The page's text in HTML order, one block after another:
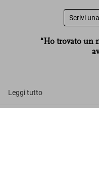
Scrivi
“Ho trovato un
Leggi tutto